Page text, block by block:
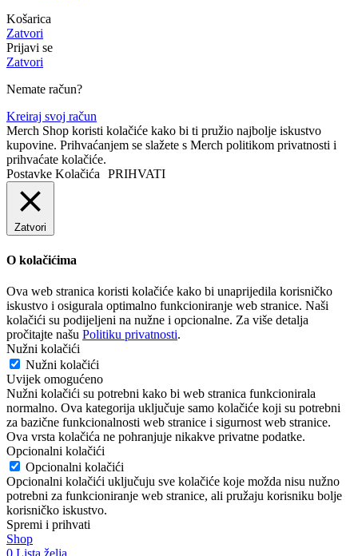
Košarica
Zatvori
Prijavi se
Zatvori
Nemate račun?
Kreiraj svoj račun
Merch Shop koristi kolačiće kako bi ti pružio najbolje iskustvo
kupovine. Prihvaćanjem se slažete s Merch politikom privatnosti i
prihvaćate kolačiće.
Postavke Kolačića PRIHVATI
Zatvori
O kolačićima
Ova web stranica koristi kolačiće kako bi unaprijedila korisničko
iskustvo i osigurala optimalno funkcioniranje web stranice. Naši
kolačići su podijeljeni na nužne i opcionalne. Za više detalja
pročitajte našu Politiku privatnosti.
Nužni kolačići
Nužni kolačići
Uvijek omogućeno
Nužni kolačići su potrebni kako bi web stranica funkcionirala
normalno. Ova kategorija uključuje samo kolačiće koji su potrebni
za bazične funkcionalnosti web stranice i sigurnost web stranice.
Ova vrsta kolačića ne pohranjuje nikakve privatne podatke.
Opcionalni kolačići
Opcionalni kolačići
Opcionalni kolačići uključuju sve kolačiće koje možda nisu nužno
potrebni za funkcioniranje web stranice, ali pružaju korisniku bolje
korisničko iskustvo.
Spremi i prihvati
Shop
0 Lista želja